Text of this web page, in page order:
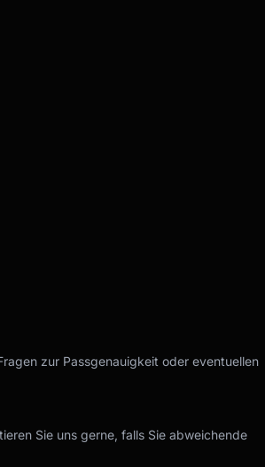
zur Passgenauigkeit oder eventuellen
Sie uns gerne, falls Sie abweichende